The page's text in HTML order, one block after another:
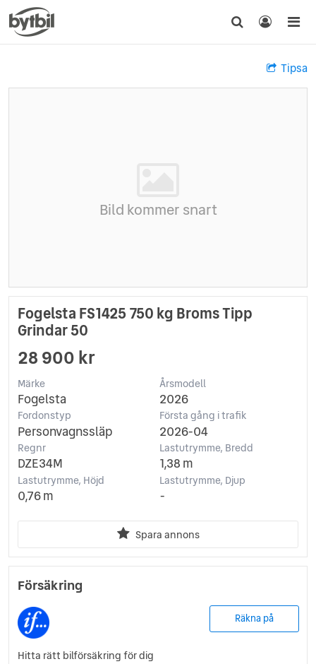
Tipsa
Bild kommer snart
Fogelsta FS1425 750 kg Broms Tipp
Grindar 50
28 900 kr
Märke
Fogelsta
Årsmodell
2026
Fordonstyp
Personvagnssläp
Första gång i trafik
2026-04
Regnr
DZE34M
Lastutrymme, Bredd
1,38 m
Lastutrymme, Höjd
0,76 m
Lastutrymme, Djup
-
Spara annons
Försäkring
Räkna på
Hitta rätt bilförsäkring för dig